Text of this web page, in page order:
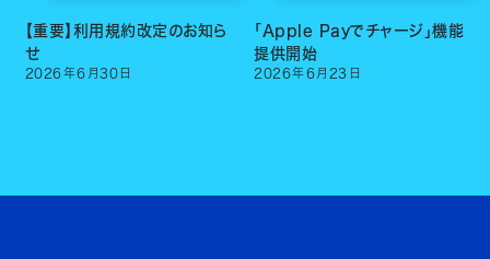
【重要】利用規約改定のお知ら
せ
2026年6 月 30 日
「Apple Payでチャージ」機能
提供開始
2026年6 月 23 日